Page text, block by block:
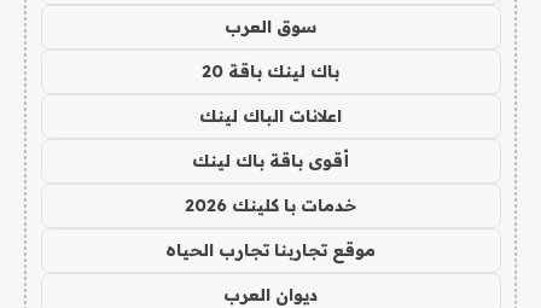
سوق العرب
باك لينك باقة 20
اعلانات الباك لينك
أقوى باقة باك لينك
خدمات با كلينك 2026
موقع تجاربنا تجارب الحياه
ديوان العرب